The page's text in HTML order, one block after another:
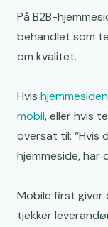
På B2B-
behandlet som
om kvalitet.
Hvis
mobil, eller hvis
oversat til: “Hvis
hjemmeside, har
Mobile first giver
tjekker